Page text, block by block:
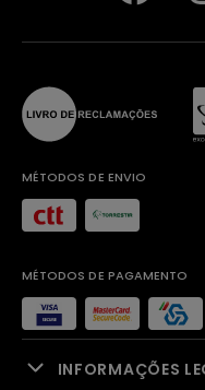
MÉTODOS DE ENVIO
MÉTODOS DE PAGAMENTO
INFORMAÇÕES